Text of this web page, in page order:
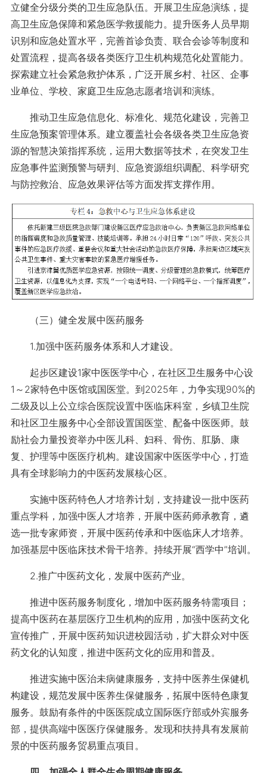
立健全分级分类的卫生应急队伍。开展卫生应急演练，提
高卫生应急保障和紧急医学救援能力。提升医务人员早期
识别和应急处置水平，完善首诊负责、联合会诊等制度和
处置流程，提高各级各类医疗卫生机构规范化处置能力。
探索建立社会紧急救护体系，广泛开展乡村、社区、企事
业单位、学校、家庭卫生应急志愿者培训和演练。
推动卫生应急信息化、标准化、规范化建设，完善卫
生应急预案管理体系。建立覆盖社会各级各类卫生应急资
源的智慧决策指挥系统，运用大数据等技术，在突发卫生
应急事件监测预警与研判、应急资源组织调配、科学研究
与防控救治、应急效果评估等方面发挥支撑作用。
（三）健全发展中医药服务
1.加强中医药服务体系和人才建设。
起步区建设1家中医医学中心，在社区卫生服务中心设
1～2家特色中医馆或国医堂。到2025年，力争实现90%的
二级及以上公立综合医院设置中医临床科室，乡镇卫生院
和社区卫生服务中心全部设置国医堂、配备中医医师。鼓
励社会力量投资举办中医儿科、妇科、骨伤、肛肠、康
复、护理等中医医疗机构。建设国家中医医学中心，打造
具有全球影响力的中医药发展核心区。
实施中医药特色人才培养计划，支持建设一批中医药
重点学科，加强中医人才培养，开展中医药师承教育，遴
选一批专家师资，开展中医药传承和中医临床人才培养。
加强基层中医临床技术骨干培养。持续开展“西学中”培训。
2.推广中医药文化，发展中医药产业。
推进中医药服务制度化，增加中医药服务特需项目；
提高中医药在基层医疗卫生机构的应用，加强中医药文化
宣传推广，开展中医药知识进校园活动，扩大群众对中医
药文化的认知度，推进中医药文化的应用和普及。
推进实施中医治未病健康服务，支持中医养生保健机
构建设，规范发展中医养生保健服务，拓展中医特色康复
服务。鼓励有条件的中医医院成立国际医疗部或外宾服务
部，提供高端中医医疗保健服务。发现和扶持具有发展前
景的中医药服务贸易重点项目。